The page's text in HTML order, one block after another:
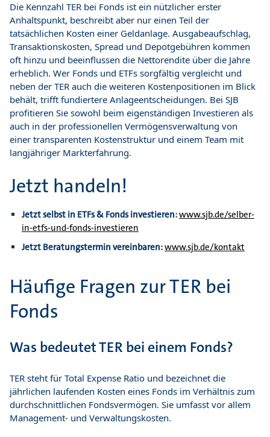
Die Kennzahl TER bei Fonds ist ein nützlicher erster
Anhaltspunkt, beschreibt aber nur einen Teil der
tatsächlichen Kosten einer Geldanlage. Ausgabeaufschlag,
Transaktionskosten, Spread und Depotgebühren kommen
oft hinzu und beeinflussen die Nettorendite über die Jahre
erheblich. Wer Fonds und ETFs sorgfältig vergleicht und
neben der TER auch die weiteren Kostenpositionen im Blick
behält, trifft fundiertere Anlageentscheidungen. Bei SJB
profitieren Sie sowohl beim eigenständigen Investieren als
auch in der professionellen Vermögensverwaltung von
einer transparenten Kostenstruktur und einem Team mit
langjähriger Markterfahrung.
Jetzt handeln!
Jetzt selbst in ETFs & Fonds investieren:www.sjb.de/selber-
in-etfs-und-fonds-investieren
Jetzt Beratungstermin vereinbaren:www.sjb.de/kontakt
Häufige Fragen zur TER bei
Fonds
Was bedeutet TER bei einem Fonds?
TER steht für Total Expense Ratio und bezeichnet die
jährlichen laufenden Kosten eines Fonds im Verhältnis zum
durchschnittlichen Fondsvermögen. Sie umfasst vor allem
Management- und Verwaltungskosten.